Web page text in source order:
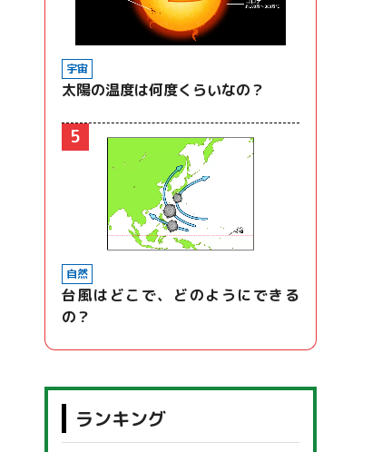
宇宙
太陽の温度は何度くらいなの？
5
自然
台風はどこで、どのようにできる
の？
ランキング